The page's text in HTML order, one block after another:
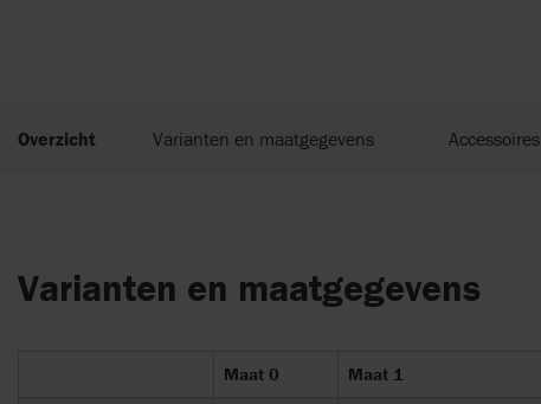
Overzicht Varianten en maatgegevens Accessoires
Varianten en maatgegevens
Maat 0 Maat 1